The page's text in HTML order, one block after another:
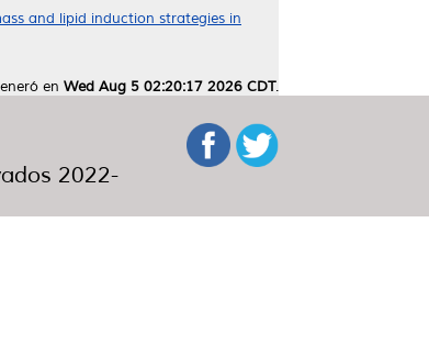
and lipid induction strategies in
en Wed Aug 5 02:20:17 2026 CDT.
2022-